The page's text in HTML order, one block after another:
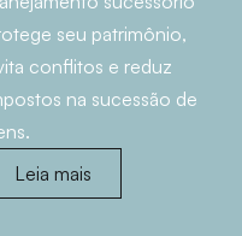
seu patrimônio,
conflitos e reduz
na sucessão de
Leia mais